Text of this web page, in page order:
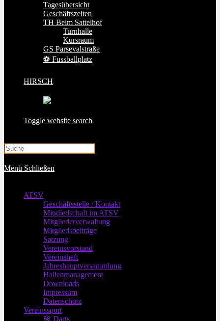
Tagesübersicht
Geschäftszeiten
TH Beim Sattelhof
Turnhalle
Kursraum
GS Parsevalstraße
⚽ Fussballplatz
HIRSCH
Toggle website search
Menü Schließen
ATSV
Geschäftsstelle / Kontakt
Mitgliedschaft im ATSV
Mitgliederverwaltung
Mitgliedsbeiträge
Satzung
Vereinsvorstand
Vereinsheft
Jahreshauptversammlung
Hallenmanagement
Downloads
Impressum
Datenschutz
Vereinssport
🎯 Darts